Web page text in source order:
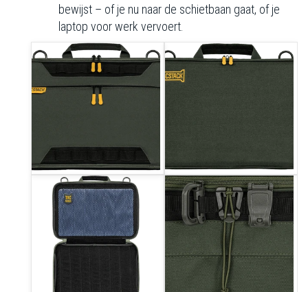
bewijst – of je nu naar de schietbaan gaat, of je
laptop voor werk vervoert.